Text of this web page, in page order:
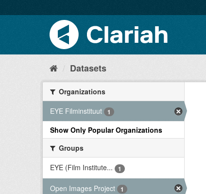
Datasets
Organizations
EYE Filminstituut
1
Show Only Popular Organizations
Groups
EYE (Film Institute...
1
Open Images Project 1